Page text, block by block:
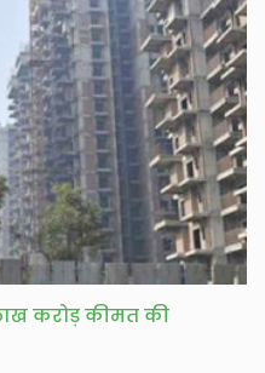
करोड़ कीमत की